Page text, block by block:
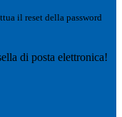
il reset della password
di posta elettronica!